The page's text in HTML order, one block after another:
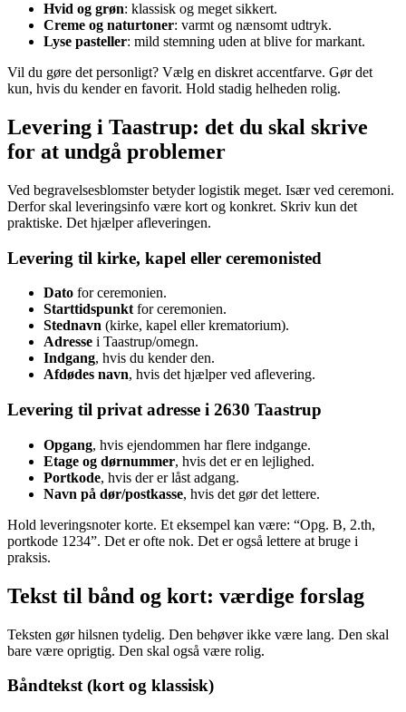
Hvid og grøn: klassisk og meget sikkert.
Creme og naturtoner: varmt og nænsomt udtryk.
Lyse pasteller: mild stemning uden at blive for markant.
Vil du gøre det personligt? Vælg en diskret accentfarve. Gør det
kun, hvis du kender en favorit. Hold stadig helheden rolig.
Levering i Taastrup: det du skal skrive
for at undgå problemer
Ved begravelsesblomster betyder logistik meget. Især ved ceremoni.
Derfor skal leveringsinfo være kort og konkret. Skriv kun det
praktiske. Det hjælper afleveringen.
Levering til kirke, kapel eller ceremonisted
Dato for ceremonien.
Starttidspunkt for ceremonien.
Stednavn (kirke, kapel eller krematorium).
Adresse i Taastrup/omegn.
Indgang, hvis du kender den.
Afdødes navn, hvis det hjælper ved aflevering.
Levering til privat adresse i 2630 Taastrup
Opgang, hvis ejendommen har flere indgange.
Etage og dørnummer, hvis det er en lejlighed.
Portkode, hvis der er låst adgang.
Navn på dør/postkasse, hvis det gør det lettere.
Hold leveringsnoter korte. Et eksempel kan være: “Opg. B, 2.th,
portkode 1234”. Det er ofte nok. Det er også lettere at bruge i
praksis.
Tekst til bånd og kort: værdige forslag
Teksten gør hilsnen tydelig. Den behøver ikke være lang. Den skal
bare være oprigtig. Den skal også være rolig.
Båndtekst (kort og klassisk)